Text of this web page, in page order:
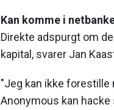
Kan komme i
Direkte adspurgt om
kapital, svarer Jan
"Jeg kan ikke forestille
Anonymous kan